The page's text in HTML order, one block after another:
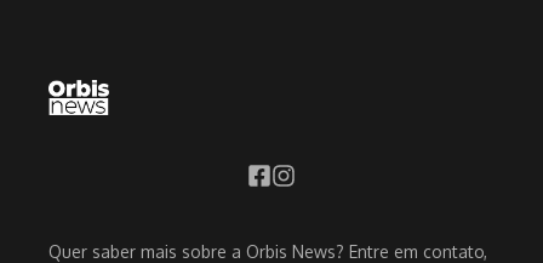
Quer saber mais sobre a Orbis News? Entre em contato,